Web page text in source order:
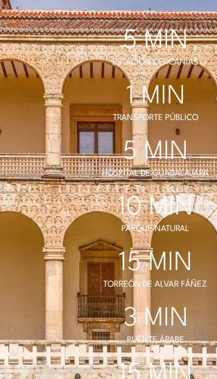
ESTACIÓN CERCANÍAS
5 MIN
TRANSPORTE PÚBLICO
1 MIN
HOSPITAL DE GUADALAJARA
5 MIN
PARQUE NATURAL
10 MIN
TORREÓN DE ALVAR FÁÑEZ
15 MIN
PUENTE ÁRABE
3 MIN